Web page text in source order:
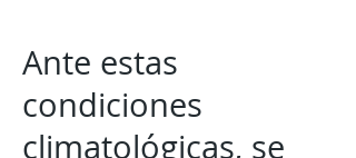
Ante estas
condiciones
climatológicas, se